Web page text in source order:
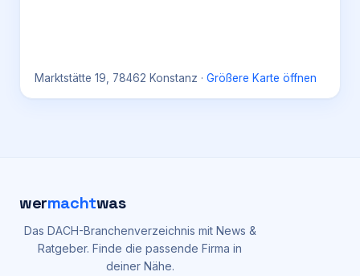
Marktstätte 19, 78462 Konstanz · Größere Karte öffnen
wermachtwas
Das DACH-Branchenverzeichnis mit News &
Ratgeber. Finde die passende Firma in
deiner Nähe.